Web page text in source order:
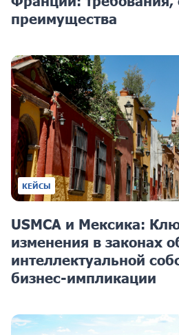
преимущества
КЕЙСЫ
USMCA и Мексика:
изменения в законах
интеллектуальной
бизнес-импликации